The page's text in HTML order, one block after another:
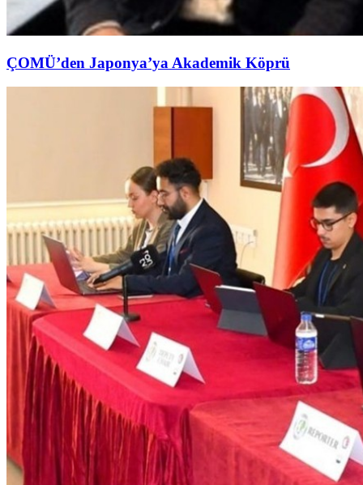
ÇOMÜ’den Japonya’ya Akademik Köprü